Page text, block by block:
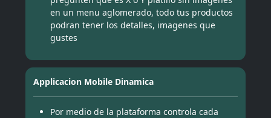
en un menu aglomerado, todo tus productos
podran tener los detalles, imagenes que
gustes
Applicacion Mobile Dinamica
Por medio de la plataforma controla cada